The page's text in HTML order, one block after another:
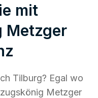
mit
Metzger
Tilburg? Egal wo
Metzger